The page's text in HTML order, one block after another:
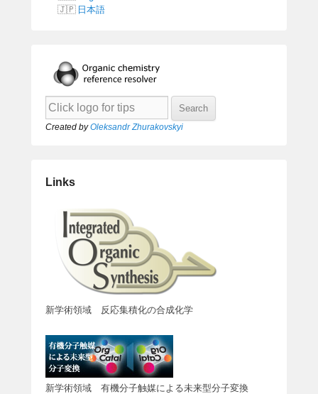
日本語
Created byOleksandr Zhurakovskyi
Links
新学術領域 反応集積化の合成化学
新学術領域 有機分子触媒による未来型分子変換